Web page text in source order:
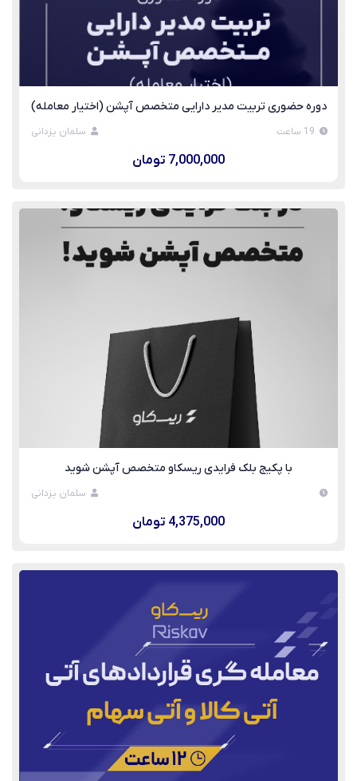
دوره حضوری تربیت مدیر دارایی متخصص آپشن (اختیار معامله)
19 ساعت سلمان یزدانی
7,000,000 تومان
با پکیج بلک فرایدی ریسکاو متخصص آپشن شوید
سلمان یزدانی
4,375,000 تومان